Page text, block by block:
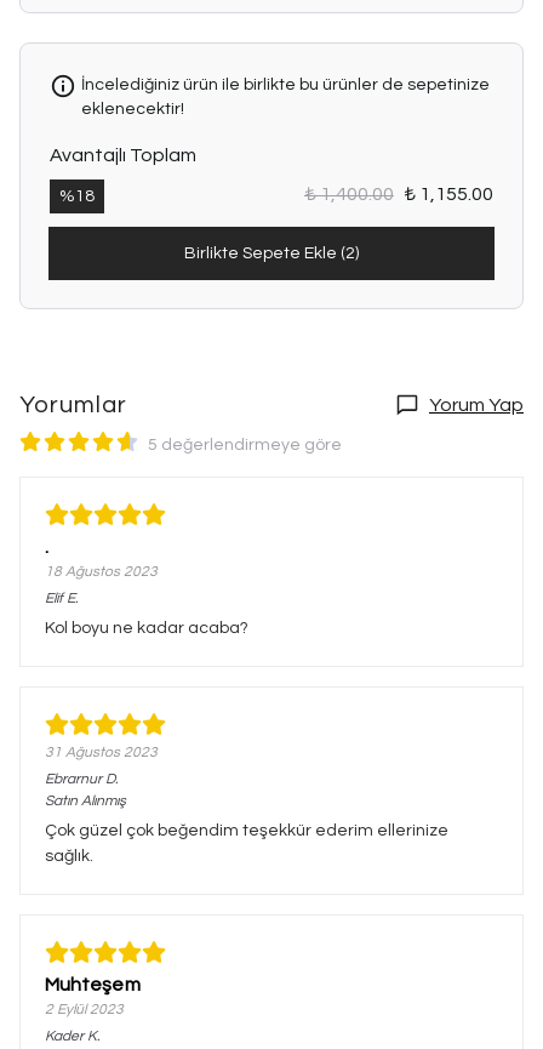
İncelediğiniz ürün ile birlikte bu ürünler de sepetinize
eklenecektir!
Avantajlı Toplam
% 18 ₺ 1,400.00 ₺ 1,155.00
Birlikte Sepete Ekle (2)
Yorumlar Yorum Yap
5 değerlendirmeye göre
.
18 Ağustos 2023
Elif E.
Kol boyu ne kadar acaba?
31 Ağustos 2023
Ebrarnur D.
Satın Alınmış
Çok güzel çok beğendim teşekkür ederim ellerinize
sağlık.
Muhteşem
2 Eylül 2023
Kader K.